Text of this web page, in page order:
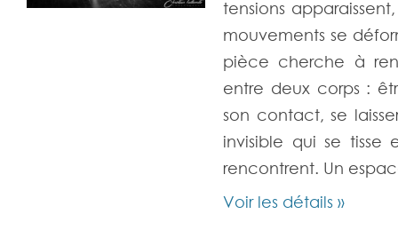
tensions
mouvements se
pièce cherche à
entre deux corps :
son contact, se
invisible qui se tisse
rencontrent. Un
Voir les détails »